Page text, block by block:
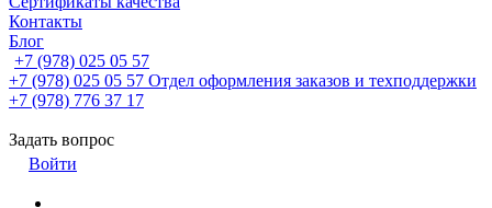
Контакты
Блог
+7 (978) 025 05 57
+7 (978) 025 05 57 Отдел оформления заказов и техподдержки
+7 (978) 776 37 17
Задать вопрос
Войти